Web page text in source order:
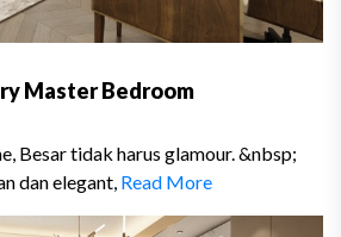
Master Bedroom
Besar tidak harus glamour. &nbsp;
dan elegant, Read More